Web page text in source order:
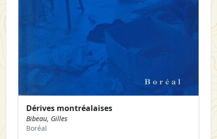
Dérives montréalaises
Bibeau, Gilles
Boréal